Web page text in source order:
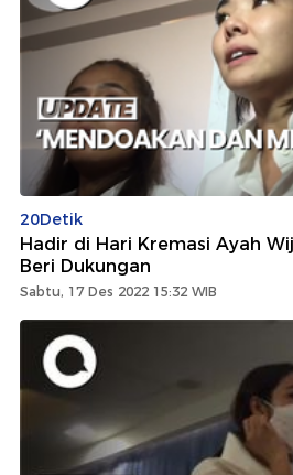
20Detik
Hadir di Hari Kremasi Ayah
Beri Dukungan
Sabtu, 17 Des 2022 15:32 WIB